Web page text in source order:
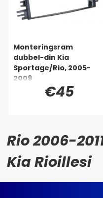
Monteringsram
dubbel-din Kia
Sportage/Rio, 2005-
2009
€45
Rio 2006-
Kia Rioillesi